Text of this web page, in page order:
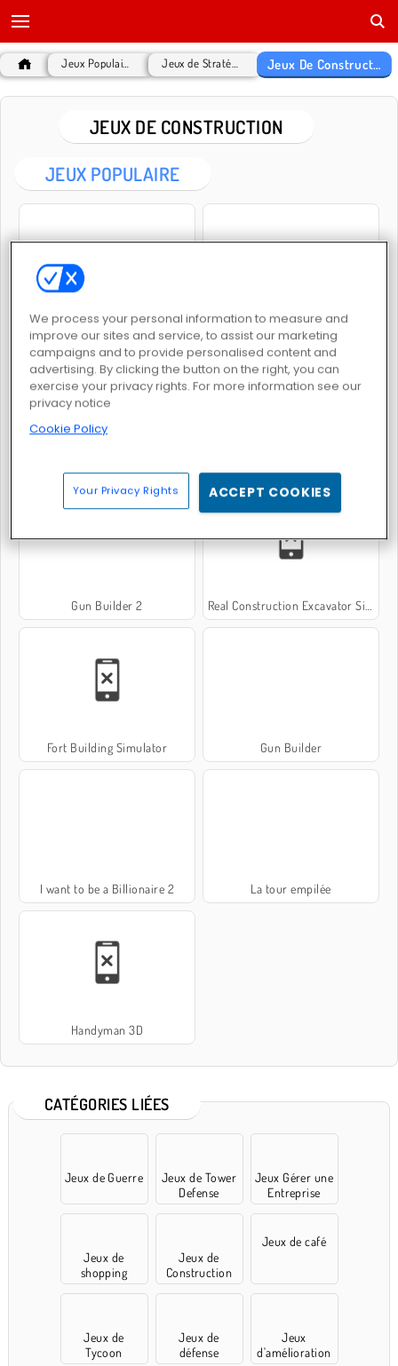
Jeux De Construction
JEUX DE CONSTRUCTION
JEUX POPULAIRE
World Craft 2 World Crafts
Gun Builder 2 Real Construction Excavator Simulator
Fort Building Simulator Gun Builder
I want to be a Billionaire 2 La tour empilée
Handyman 3D
CATÉGORIES LIÉES
Jeux de Guerre
Jeux de Tower
Defense
Jeux Gérer une
Entreprise
Jeux de
shopping
Jeux de
Construction
Jeux de café
Jeux de
Tycoon
Jeux de
défense
Jeux
d'amélioration
We process your personal information to measure and
improve our sites and service, to assist our marketing
campaigns and to provide personalised content and
advertising. By clicking the button on the right, you can
exercise your privacy rights. For more information see our
privacy notice
Cookie Policy
Your Privacy Rights ACCEPT COOKIES